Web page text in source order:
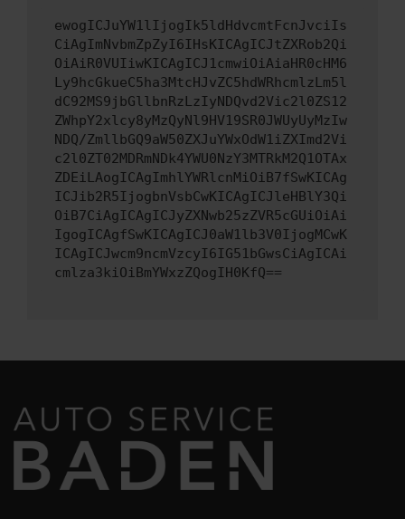
ewogICJuYW1lIjogIk5ldHdvcmtFcnJvciIs
CiAgImNvbmZpZyI6IHsKICAgICJtZXRob2Qi
OiAiR0VUIiwKICAgICJ1cmwiOiAiaHR0cHM6
Ly9hcGkueC5ha3MtcHJvZC5hdWRhcmlzLm5l
dC92MS9jbGllbnRzLzIyNDQvd2Vic2l0ZS12
ZWhpY2xlcy8yMzQyNl9HV19SR0JWUyUyMzIw
NDQ/ZmllbGQ9aW50ZXJuYWxOdW1iZXImd2Vi
c2l0ZT02MDRmNDk4YWU0NzY3MTRkM2Q1OTAx
ZDEiLAogICAgImhlYWRlcnMiOiB7fSwKICAg
ICJib2R5IjogbnVsbCwKICAgICJleHBlY3Qi
OiB7CiAgICAgICJyZXNwb25zZVR5cGUiOiAi
IgogICAgfSwKICAgICJ0aW1lb3V0IjogMCwK
ICAgICJwcm9ncmVzcyI6IG51bGwsCiAgICAi
cmlza3kiOiBmYWxzZQogIH0KfQ==